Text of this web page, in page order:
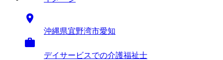

沖縄県宜野湾市愛知

デイサービスでの介護福祉士